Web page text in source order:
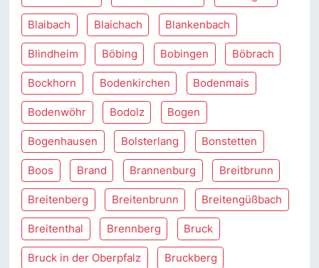
Blaibach Blaichach Blankenbach
Blindheim Böbing Bobingen Böbrach
Bockhorn Bodenkirchen Bodenmais
Bodenwöhr Bodolz Bogen
Bogenhausen Bolsterlang Bonstetten
Boos Brand Brannenburg Breitbrunn
Breitenberg Breitenbrunn Breitengüßbach
Breitenthal Brennberg Bruck
Bruck in der Oberpfalz Bruckberg